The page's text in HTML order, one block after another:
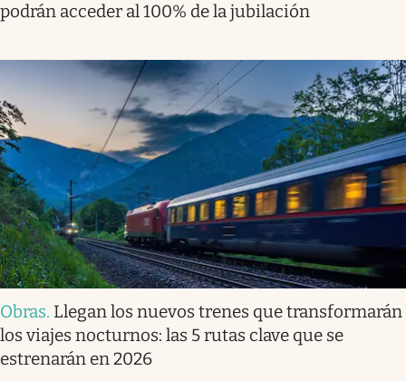
podrán acceder al 100% de la jubilación
Obras. Llegan los nuevos trenes que transformarán
los viajes nocturnos: las 5 rutas clave que se
estrenarán en 2026